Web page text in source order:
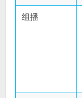
组播